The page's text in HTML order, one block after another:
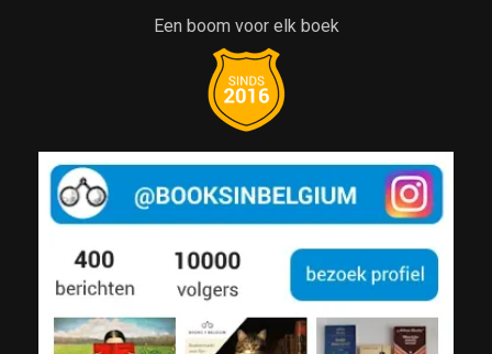
Een boom voor elk boek